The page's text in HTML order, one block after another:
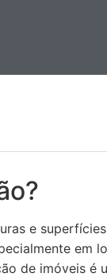
e
em
de imóveis é